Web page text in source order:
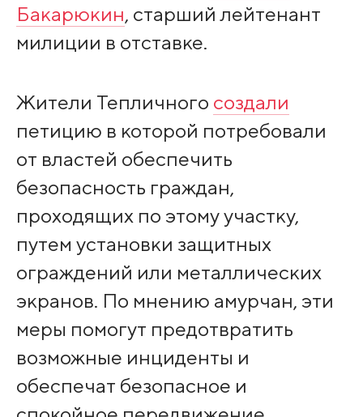
Бакарюкин, старший лейтенант
милиции в отставке.
Жители Тепличного создали
петицию в которой потребовали
от властей обеспечить
безопасность граждан,
проходящих по этому участку,
путем установки защитных
ограждений или металлических
экранов. По мнению амурчан, эти
меры помогут предотвратить
возможные инциденты и
обеспечат безопасное и